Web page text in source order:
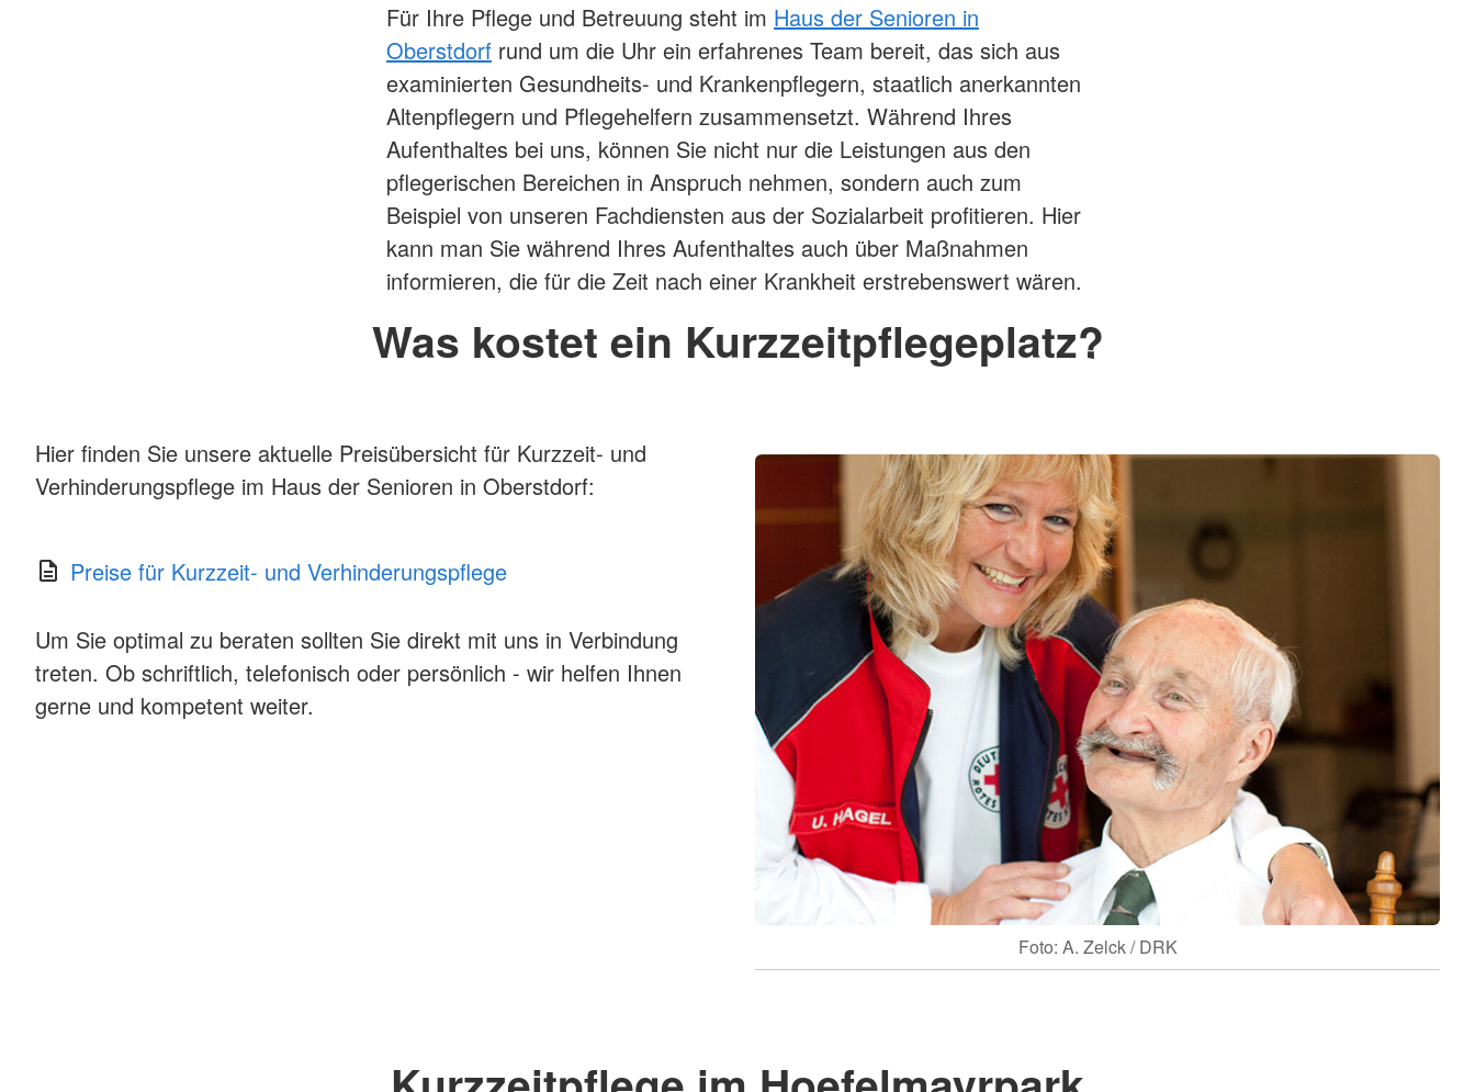
Für Ihre Pflege und Betreuung steht im Haus der Senioren in
Oberstdorf rund um die Uhr ein erfahrenes Team bereit, das sich aus
examinierten Gesundheits- und Krankenpflegern, staatlich anerkannten
Altenpflegern und Pflegehelfern zusammensetzt. Während Ihres
Aufenthaltes bei uns, können Sie nicht nur die Leistungen aus den
pflegerischen Bereichen in Anspruch nehmen, sondern auch zum
Beispiel von unseren Fachdiensten aus der Sozialarbeit profitieren. Hier
kann man Sie während Ihres Aufenthaltes auch über Maßnahmen
informieren, die für die Zeit nach einer Krankheit erstrebenswert wären.
Was kostet ein Kurzzeitpflegeplatz?
Hier finden Sie unsere aktuelle Preisübersicht für Kurzzeit- und
Verhinderungspflege im Haus der Senioren in Oberstdorf:
Preise für Kurzzeit- und Verhinderungspflege
Um Sie optimal zu beraten sollten Sie direkt mit uns in Verbindung
treten. Ob schriftlich, telefonisch oder persönlich - wir helfen Ihnen
gerne und kompetent weiter.
Foto: A. Zelck / DRK